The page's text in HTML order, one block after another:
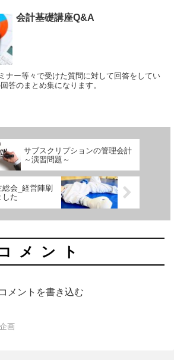
会計基礎講座Q&A
ナー等々で受けた質問に対して回答をしてい
答のまとめ集になります。
サブスクリプションの管理会計
～演習問題～
会_経営陣刷
した
メント
コメントを書き込む
画